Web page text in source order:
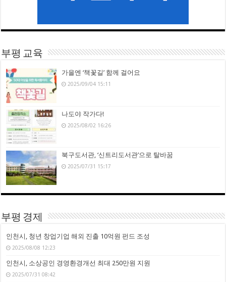
부평 교육
가을엔 ‘책꽃길’ 함께 걸어요
2025/09/04 15:11
나도야 작가다!
2025/08/02 16:26
북구도서관, ‘신트리도서관’으로 탈바꿈
2025/07/31 15:17
부평 경제
인천시, 청년 창업기업 해외 진출 10억원 펀드 조성
2025/08/08 12:23
인천시, 소상공인 경영환경개선 최대 250만원 지원
2025/07/31 08:42